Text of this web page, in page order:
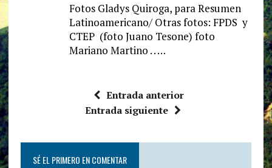
Fotos Gladys Quiroga, para Resumen
Latinoamericano/ Otras fotos: FPDS y
CTEP (foto Juano Tesone) foto
Mariano Martino . . …
Entrada anterior
Entrada siguiente
SÉ EL PRIMERO EN COMENTAR